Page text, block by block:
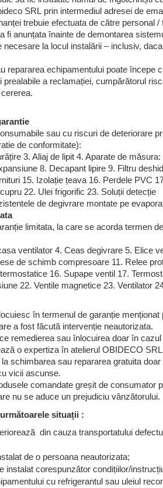
SRL prin intermediul adresei de
trebuie efectuata de către personal /
fi anunțata înainte de demontarea
necesare la locul instalării – inclusiv,
repararea echipamentului poate începe
prealabile a reclamației, cumpărătorul
sau cu riscuri de deteriorare
de conformitate):
3. Aliaj de lipit 4. Aparate de
8. Decapant lipire 9. Filtru
15. Izolație țeava 16. Perdele PVC
22. Ulei frigorific 23. Soluții detecție
de degivrare montate pe
limitata, la care se acorda termen
ventilator 4. Ceas degivrare 5. Elice
de schimb compresoare 11. Relee
16. Supape ventil 17.
22. Ventile magnetice 23. Ventilator
în termenul de garanție
a fost făcută intervenție neautorizata.
remedierea sau înlocuirea doar în
o expertiza în atelierul OBIDECO
schimbarea sau repararea gratuita
vicii ascunse.
comandate greșit de consumator
nu se aduce un prejudiciu vânzătorului.
situații :
din cauza transportatului
de o persoana neautorizata;
instalat corespunzător condițiilor/
cu refrigerantul sau uleiul